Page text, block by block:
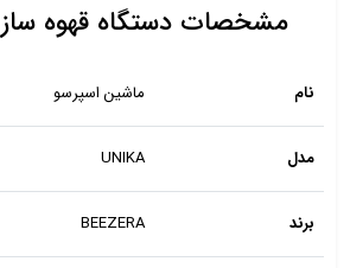
مشخصات دستگاه قهوه ساز unica بیزرا
نام ماشین اسپرسو
مدل UNIKA
برند BEEZERA